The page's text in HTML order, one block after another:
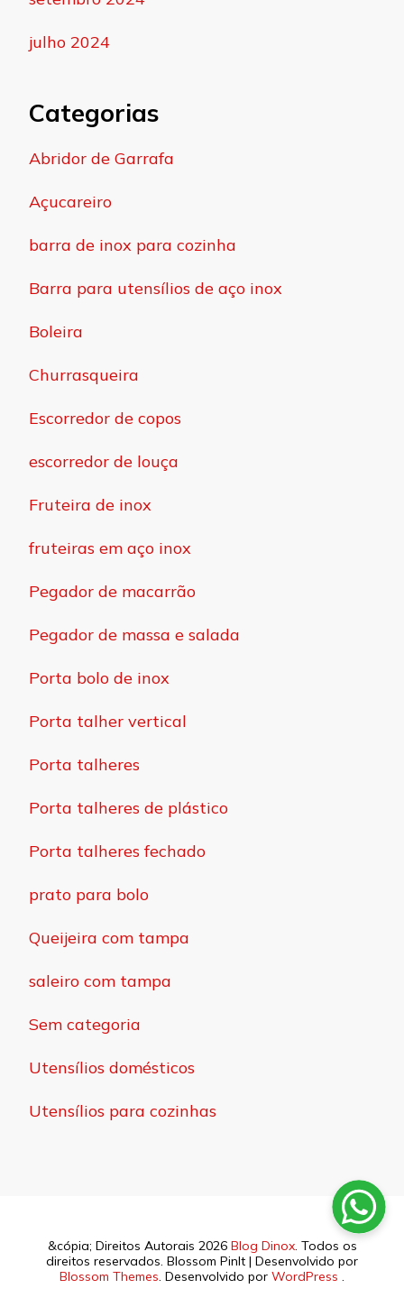
julho 2024
Categorias
Abridor de Garrafa
Açucareiro
barra de inox para cozinha
Barra para utensílios de aço inox
Boleira
Churrasqueira
Escorredor de copos
escorredor de louça
Fruteira de inox
fruteiras em aço inox
Pegador de macarrão
Pegador de massa e salada
Porta bolo de inox
Porta talher vertical
Porta talheres
Porta talheres de plástico
Porta talheres fechado
prato para bolo
Queijeira com tampa
saleiro com tampa
Sem categoria
Utensílios domésticos
Utensílios para cozinhas
&cópia; Direitos Autorais 2026 Blog Dinox. Todos os
direitos reservados. Blossom PinIt | Desenvolvido por
Blossom Themes. Desenvolvido por WordPress .